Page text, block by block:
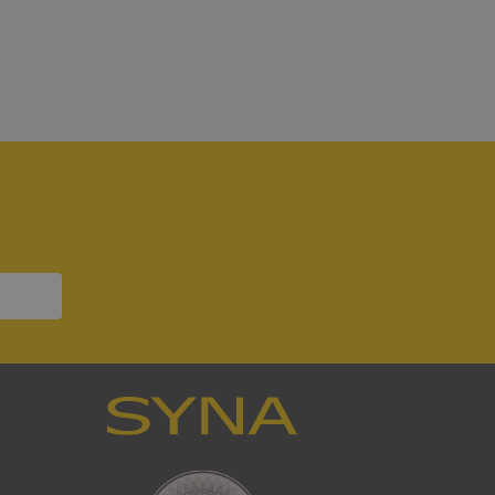
kan inte
MVC-teknik.
publicering
förfalskning
ingen
interaktion med
hedras i
besökte